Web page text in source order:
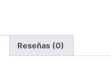
Reseñas (0)